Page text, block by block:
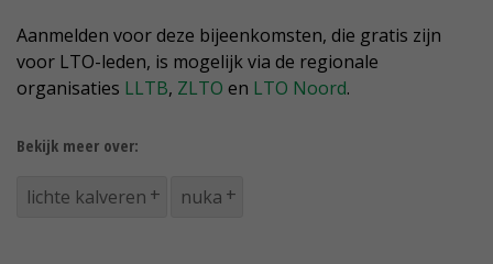
Aanmelden voor deze bijeenkomsten, die gratis zijn
voor LTO-leden, is mogelijk via de regionale
organisaties LLTB, ZLTO en LTO Noord.
Bekijk meer over:
lichte kalveren nuka